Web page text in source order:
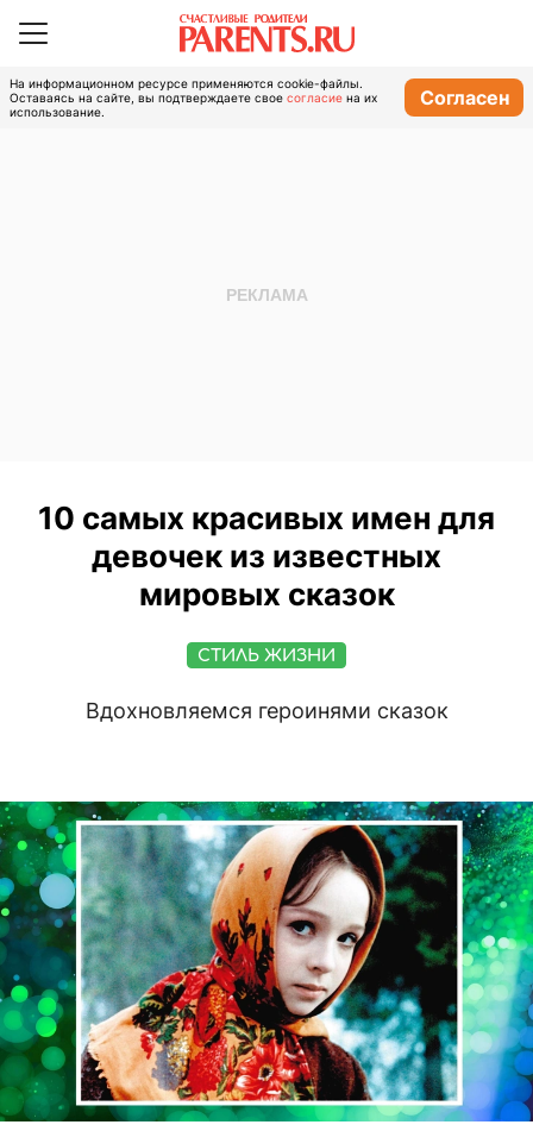
На информационном ресурсе применяются cookie-файлы.
Оставаясь на сайте, вы подтверждаете свое согласие на их
использование.
Согласен
10 самых красивых имен для
девочек из известных
мировых сказок
СТИЛЬ ЖИЗНИ
Вдохновляемся героинями сказок